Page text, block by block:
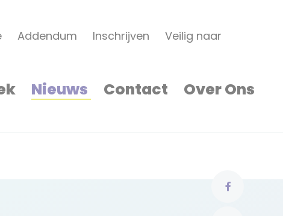
Addendum Inschrijven
Veilig naar
Nieuws Contact Over Ons